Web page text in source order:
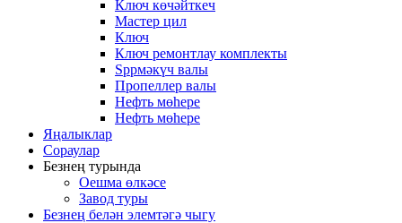
Ключ көчәйткеч
Мастер цил
Ключ
Ключ ремонтлау комплекты
Spрмәкүч валы
Пропеллер валы
Нефть мөһере
Нефть мөһере
Яңалыклар
Сораулар
Безнең турында
Оешма өлкәсе
Завод туры
Безнең белән элемтәгә чыгу